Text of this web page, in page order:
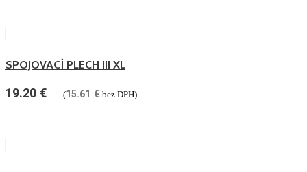
SPOJOVACÍ PLECH III XL
19.20 € (15.61 € bez DPH)